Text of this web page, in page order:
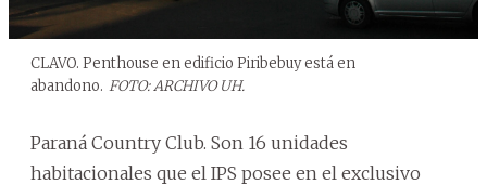
CLAVO. Penthouse en edificio Piribebuy está en
abandono. FOTO: ARCHIVO UH.
Paraná Country Club. Son 16 unidades
habitacionales que el IPS posee en el exclusivo